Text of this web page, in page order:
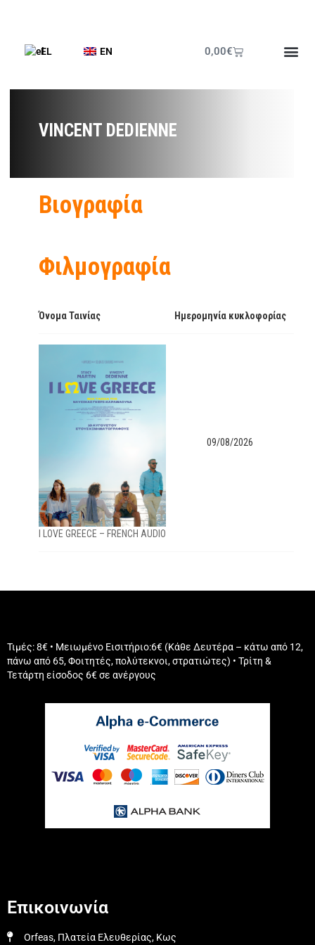
EL EN 0,00€
VINCENT DEDIENNE
Βιογραφία
Φιλμογραφία
Όνομα Ταινίας Ημερομηνία κυκλοφορίας
I LOVE GREECE – FRENCH AUDIO
09/08/2026
Τιμές: 8€ • Μειωμένο Εισιτήριο:6€ (Κάθε Δευτέρα – κάτω από 12,
πάνω από 65, Φοιτητές, πολύτεκνοι, στρατιώτες) • Τρίτη &
Τετάρτη είσοδος 6€ σε ανέργους
Επικοινωνία
Orfeas, Πλατεία Ελευθερίας, Κως